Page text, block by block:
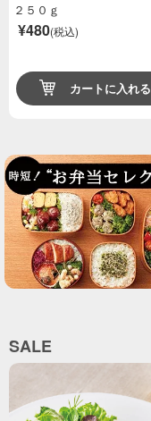
２５０ｇ
¥480(税込)
カートに入れる
SALE